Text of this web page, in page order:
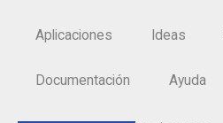
Aplicaciones Ideas
Documentación Ayuda